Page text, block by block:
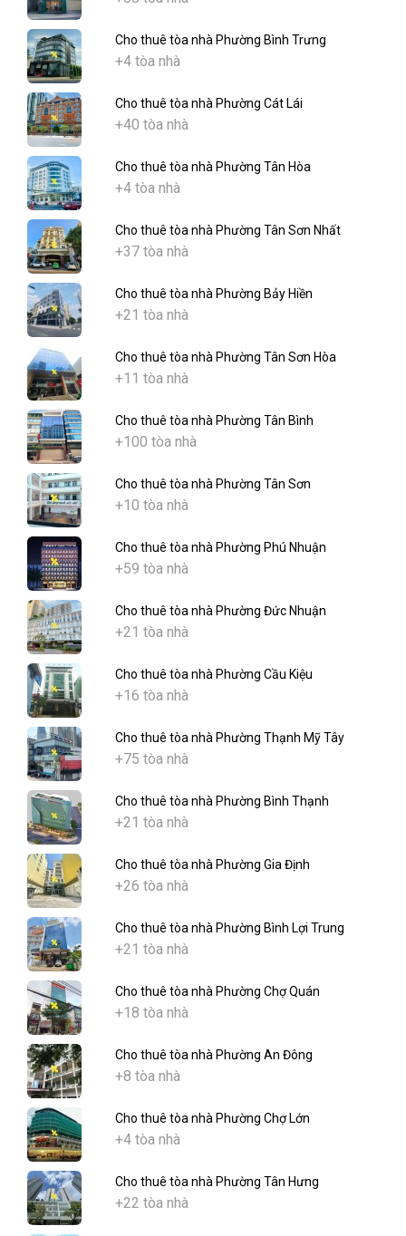
Cho thuê tòa nhà Phường Bình Trưng
+4 tòa nhà
Cho thuê tòa nhà Phường Cát Lái
+40 tòa nhà
Cho thuê tòa nhà Phường Tân Hòa
+4 tòa nhà
Cho thuê tòa nhà Phường Tân Sơn Nhất
+37 tòa nhà
Cho thuê tòa nhà Phường Bảy Hiền
+21 tòa nhà
Cho thuê tòa nhà Phường Tân Sơn Hòa
+11 tòa nhà
Cho thuê tòa nhà Phường Tân Bình
+100 tòa nhà
Cho thuê tòa nhà Phường Tân Sơn
+10 tòa nhà
Cho thuê tòa nhà Phường Phú Nhuận
+59 tòa nhà
Cho thuê tòa nhà Phường Đức Nhuận
+21 tòa nhà
Cho thuê tòa nhà Phường Cầu Kiệu
+16 tòa nhà
Cho thuê tòa nhà Phường Thạnh Mỹ Tây
+75 tòa nhà
Cho thuê tòa nhà Phường Bình Thạnh
+21 tòa nhà
Cho thuê tòa nhà Phường Gia Định
+26 tòa nhà
Cho thuê tòa nhà Phường Bình Lợi Trung
+21 tòa nhà
Cho thuê tòa nhà Phường Chợ Quán
+18 tòa nhà
Cho thuê tòa nhà Phường An Đông
+8 tòa nhà
Cho thuê tòa nhà Phường Chợ Lớn
+4 tòa nhà
Cho thuê tòa nhà Phường Tân Hưng
+22 tòa nhà